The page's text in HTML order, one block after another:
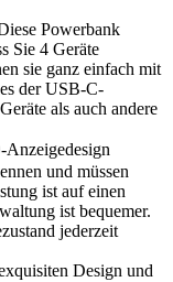
Powerbank
Sie 4 Geräte
sie ganz einfach mit
der USB-C-
als auch andere
und müssen
ist auf einen
ist bequemer.
jederzeit
Design und